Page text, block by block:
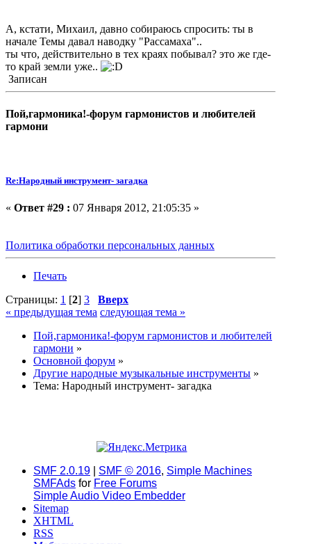
А, кстати, Михаил, давно собираюсь спросить: ты в
начале Темы давал наводку "Рассамаха"..
ты что, действительно в тех краях побывал? это же где-
то край земли уже..
Записан
Пой,гармоника!-форум гармонистов и любителей
гармони
Re:Народный инструмент- загадка
« Ответ #29 : 07 Января 2012, 21:05:35 »
Политика обработки персональных данных
Печать
Страницы: 1 [2] 3
Вверх
« предыдущая тема следующая тема »
Пой,гармоника!-форум гармонистов и любителей
гармони »
Основной форум »
Другие народные музыкальные инструменты »
Тема: Народный инструмент- загадка
SMF 2.0.19 SMF © 2016, Simple Machines
SMFAds for Free Forums
Simple Audio Video Embedder
Sitemap
XHTML
RSS